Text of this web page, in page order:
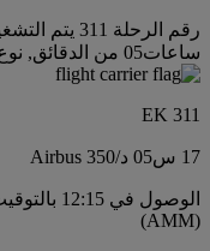
ساعات05 من الدقائق, نوع الطائرة Airbus 350
EK 311
17 س 05 د /
Airbus 350
الوصول
(AMM)